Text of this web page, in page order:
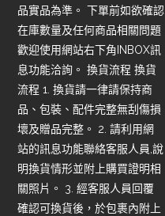
品實品為準。 下單前如欲確認
在庫數量及任何商品相關問題
歡迎使用網站右下角INBOX訊
息功能洽詢。 換貨流程 換貨
流程 1. 換貨請一律請保持商
品、包裝、配件完整無刮傷損
壞及贈品完整。 2. 請利用網
站的訊息功能聯絡客服人員,說
明換貨情形並附上購買證明相
關照片。 3. 經客服人員回覆
確認可換貨後，於包裹內附上